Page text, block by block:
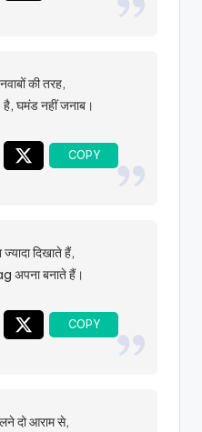
की तरह,
घमंड नहीं जनाब।
ज्यादा दिखाते हैं,
अपना बनाते हैं।
दो आराम से,